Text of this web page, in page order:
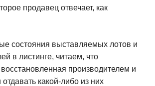
продавец отвечает, как
состояния выставляемых лотов и
в листинге, читаем, что
производителем и
какой-либо из них